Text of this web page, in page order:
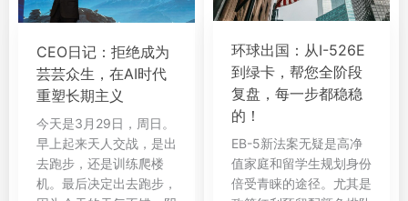
CEO日记：拒绝成为
芸芸众生，在AI时代
重塑长期主义
今天是3月29日，周日。
早上起来天人交战，是出
去跑步，还是训练爬楼
机。最后决定出去跑步，
环球出国：从I-526E
到绿卡，帮您全阶段
复盘，每一步都稳稳
的！
EB-5新法案无疑是高净
值家庭和留学生规划身份
倍受青睐的途径。尤其是